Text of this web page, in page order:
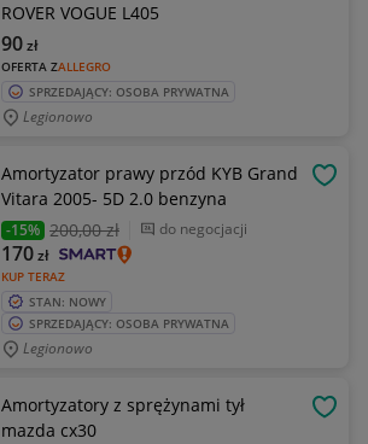
ROVER VOGUE L405
OFERTA ZALLEGRO
90zł
SPRZEDAJĄCY: OSOBA PRYWATNA
Legionowo
Amortyzator prawy przód KYB Grand
Vitara 2005- 5D 2.0 benzyna
-15% 200,00 zł do negocjacji
KUP TERAZ
170zł
STAN: NOWY
SPRZEDAJĄCY: OSOBA PRYWATNA
Legionowo
Amortyzatory z sprężynami tył
mazda cx30